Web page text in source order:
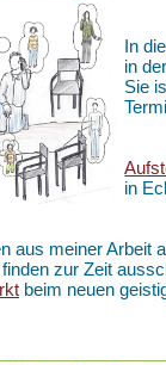
In
in
Sie
in
aus meiner Arbeit
zur Zeit
beim neuen